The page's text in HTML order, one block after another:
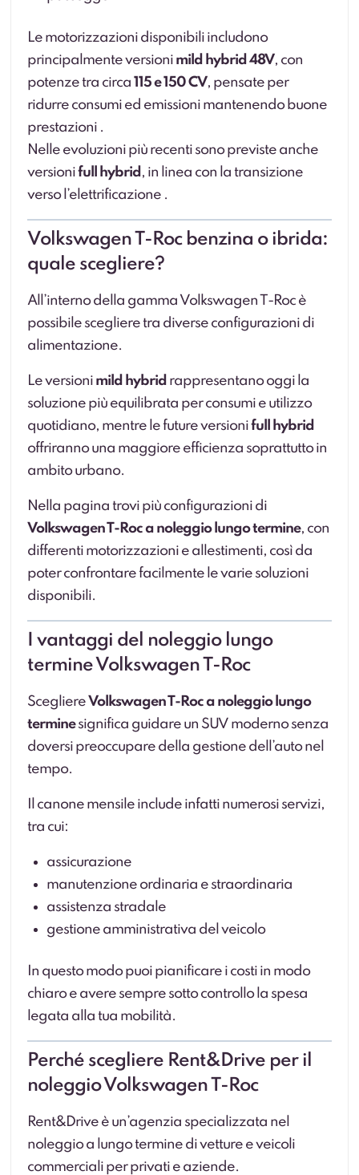
Le motorizzazioni disponibili includono
principalmente versioni mild hybrid 48V, con
potenze tra circa115 e 150 CV, pensate per
ridurre consumi ed emissioni mantenendo buone
prestazioni .
Nelle evoluzioni più recenti sono previste anche
versionifull hybrid , in linea con la transizione
verso l’elettrificazione .
Volkswagen T-Roc benzina o ibrida:
quale scegliere?
All’interno della gamma Volkswagen T-Roc è
possibile scegliere tra diverse configurazioni di
alimentazione.
Le versioni mild hybrid rappresentano oggi la
soluzione più equilibrata per consumi e utilizzo
quotidiano, mentre le future versionifull hybrid
offriranno una maggiore efficienza soprattutto in
ambito urbano.
Nella pagina trovi più configurazioni di
Volkswagen T-Roc a noleggio lungo termine, con
differenti motorizzazioni e allestimenti, così da
poter confrontare facilmente le varie soluzioni
disponibili.
I vantaggi del noleggio lungo
termine Volkswagen T-Roc
ScegliereVolkswagen T-Roc a noleggio lungo
terminesignifica guidare un SUV moderno senza
doversi preoccupare della gestione dell’auto nel
tempo.
Il canone mensile include infatti numerosi servizi,
tra cui:
assicurazione
manutenzione ordinaria e straordinaria
assistenza stradale
gestione amministrativa del veicolo
In questo modo puoi pianificare i costi in modo
chiaro e avere sempre sotto controllo la spesa
legata alla tua mobilità.
Perché scegliere Rent&Drive per il
noleggio Volkswagen T-Roc
Rent&Drive è un’agenzia specializzata nel
noleggio a lungo termine di vetture e veicoli
commerciali per privati e aziende.